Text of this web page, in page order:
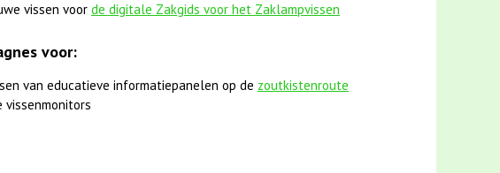
vissen voor de digitale Zakgids voor het Zaklampvissen
voor:
van educatieve informatiepanelen op de zoutkistenroute
vissenmonitors